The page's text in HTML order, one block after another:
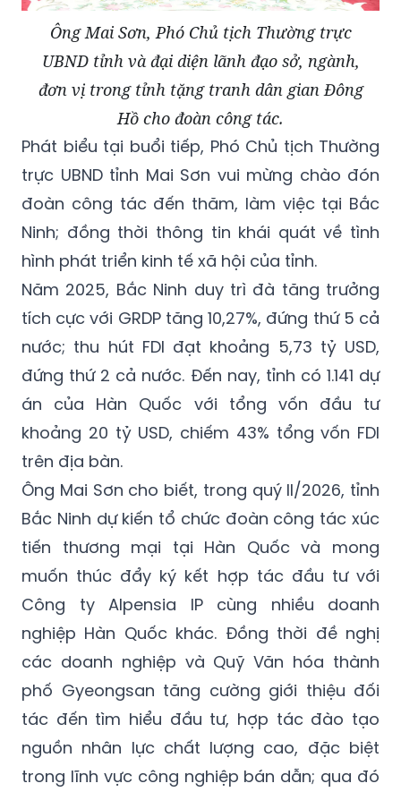
Ông Mai Sơn, Phó Chủ tịch Thường trực
UBND tỉnh và đại diện lãnh đạo sở, ngành,
đơn vị trong tỉnh tặng tranh dân gian Đông
Hồ cho đoàn công tác.
Phát biểu tại buổi tiếp, Phó Chủ tịch Thường
trực UBND tỉnh Mai Sơn vui mừng chào đón
đoàn công tác đến thăm, làm việc tại Bắc
Ninh; đồng thời thông tin khái quát về tình
hình phát triển kinh tế xã hội của tỉnh.
Năm 2025, Bắc Ninh duy trì đà tăng trưởng
tích cực với GRDP tăng 10,27%, đứng thứ 5 cả
nước; thu hút FDI đạt khoảng 5,73 tỷ USD,
đứng thứ 2 cả nước. Đến nay, tỉnh có 1.141 dự
án của Hàn Quốc với tổng vốn đầu tư
khoảng 20 tỷ USD, chiếm 43% tổng vốn FDI
trên địa bàn.
Ông Mai Sơn cho biết, trong quý II/2026, tỉnh
Bắc Ninh dự kiến tổ chức đoàn công tác xúc
tiến thương mại tại Hàn Quốc và mong
muốn thúc đẩy ký kết hợp tác đầu tư với
Công ty Alpensia IP cùng nhiều doanh
nghiệp Hàn Quốc khác. Đồng thời đề nghị
các doanh nghiệp và Quỹ Văn hóa thành
phố Gyeongsan tăng cường giới thiệu đối
tác đến tìm hiểu đầu tư, hợp tác đào tạo
nguồn nhân lực chất lượng cao, đặc biệt
trong lĩnh vực công nghiệp bán dẫn; qua đó